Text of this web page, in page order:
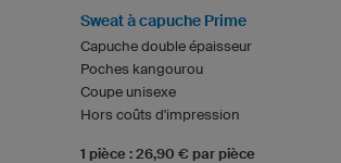
Sweat à capuche Prime
Capuche double épaisseur
Poches kangourou
Coupe unisexe
Hors coûts d'impression
1 pièce : 26,90 € par pièce